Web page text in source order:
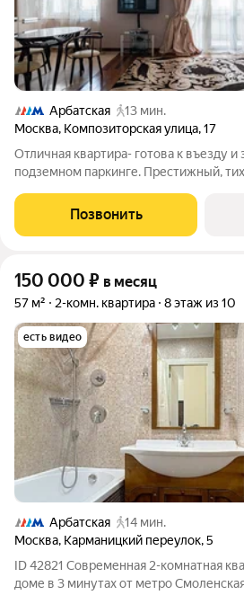
Арбатская
13 мин.
Москва, Композиторская улица,17
Отличная квартира- готова к въезду
подземном паркинге. Престижный,
Позвонить
150 000 ₽ в месяц
57 м² 2-комн. квартира 8 этаж из 10
есть видео
Арбатская
14 мин.
Москва, Карманицкий переулок,5
ID 42821 Современная 2-комнатная
доме в 3 минутах от метро